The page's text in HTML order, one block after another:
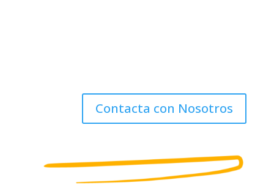
Contacta con Nosotros